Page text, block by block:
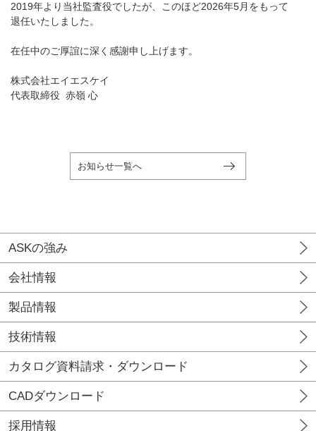
2019年より当社監査役でしたが、このほど2026年5月をもって
退任いたしました。
在任中のご厚誼に深く感謝申し上げます。
株式会社エイエスケイ
代表取締役 赤嶺 心
お知らせ一覧へ
ASKの強み
会社情報
製品情報
技術情報
カタログ資料請求・ダウンロード
CADダウンロード
採用情報